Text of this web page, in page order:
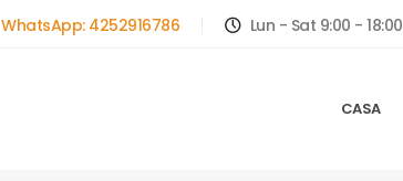
WhatsApp: 4252916786 Lun - Sat 9:00 - 18:00
CASA